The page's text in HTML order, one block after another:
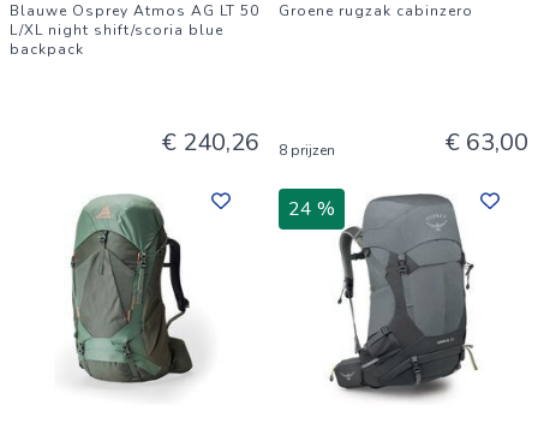
Blauwe Osprey Atmos AG LT 50
L/XL night shift/scoria blue
backpack
€ 240,26
Groene rugzak cabinzero
8 prijzen € 63,00
24 %